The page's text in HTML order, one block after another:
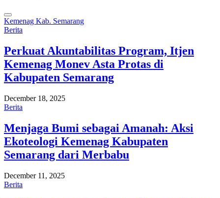
Kemenag Kab. Semarang
Berita
Perkuat Akuntabilitas Program, Itjen
Kemenag Monev Asta Protas di
Kabupaten Semarang
December 18, 2025
Berita
Menjaga Bumi sebagai Amanah: Aksi
Ekoteologi Kemenag Kabupaten
Semarang dari Merbabu
December 11, 2025
Berita